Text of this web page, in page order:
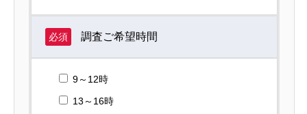
必須 調査ご希望時間
9～12時
13～16時